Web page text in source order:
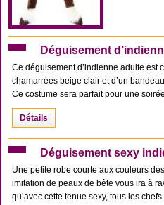
Déguisement
Ce déguisement d’indienne adulte est
chamarrées beige clair et d’un
Ce costume sera parfait pour une
Détails
Déguisement sexy
Une petite robe courte aux couleurs
imitation de peaux de bête vous ira à
qu’avec cette tenue sexy, tous les